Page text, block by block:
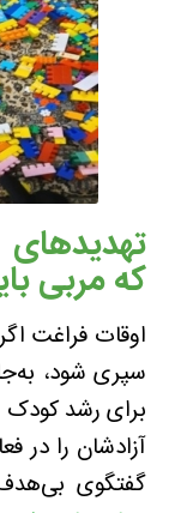
که مربی
اوقات فراغت
سپری شود،
برای رشد
آزادشان را در
گفتگوی